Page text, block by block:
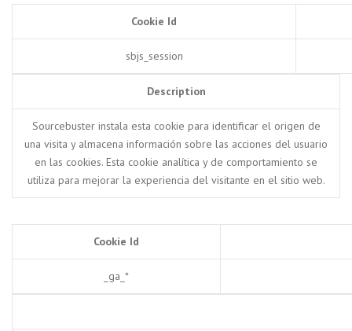
Cookie Id
sbjs_session
Description
Sourcebuster instala esta cookie para identificar el origen de
una visita y almacena información sobre las acciones del usuario
en las cookies. Esta cookie analítica y de comportamiento se
utiliza para mejorar la experiencia del visitante en el sitio web.
Cookie Id
_ga_*